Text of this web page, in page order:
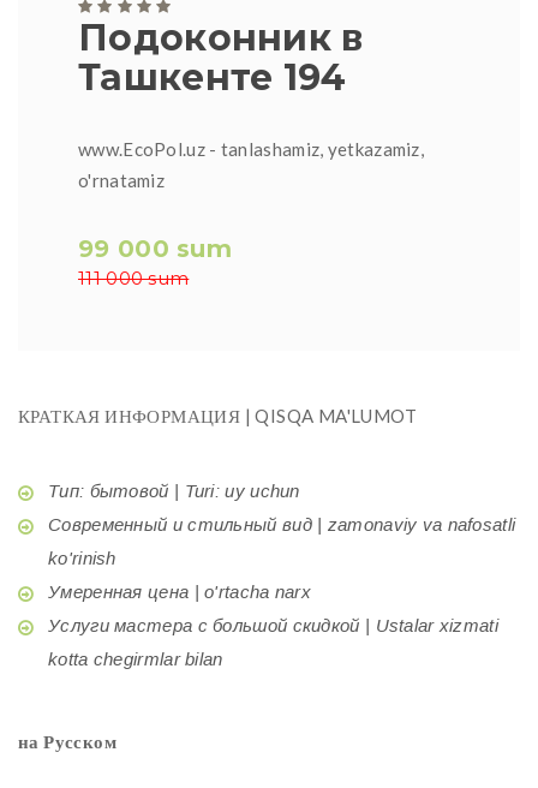
Подоконник в
Ташкенте 194
www.EcoPol.uz - tanlashamiz, yetkazamiz,
o'rnatamiz
99 000 sum
111 000 sum
КРАТКАЯ ИНФОРМАЦИЯ | QISQA MA'LUMOT
Тип: бытовой | Turi: uy uchun
Современный и стильный вид | zamonaviy va nafosatli
ko'rinish
Умеренная цена | o'rtacha narx
Услуги мастера с большой скидкой | Ustalar xizmati
kotta chegirmlar bilan
на Русском